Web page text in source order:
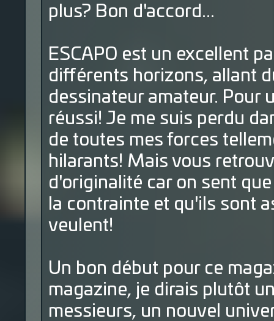
plus? Bon d'accord...
ESCAPO est un excellent
différents horizons, allant
dessinateur amateur. Pour
réussi! Je me suis perdu
de toutes mes forces
hilarants! Mais vous
d'originalité car on sent
la contrainte et qu'ils sont
veulent!
Un bon début pour ce
magazine, je dirais plutôt
messieurs, un nouvel